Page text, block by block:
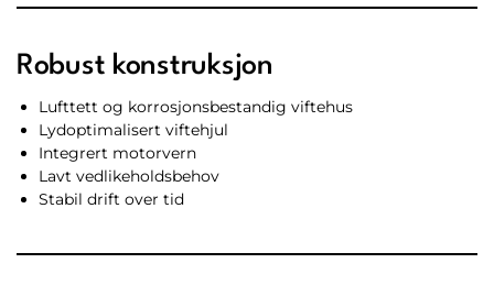
Robust konstruksjon
Lufttett og korrosjonsbestandig viftehus
Lydoptimalisert viftehjul
Integrert motorvern
Lavt vedlikeholdsbehov
Stabil drift over tid